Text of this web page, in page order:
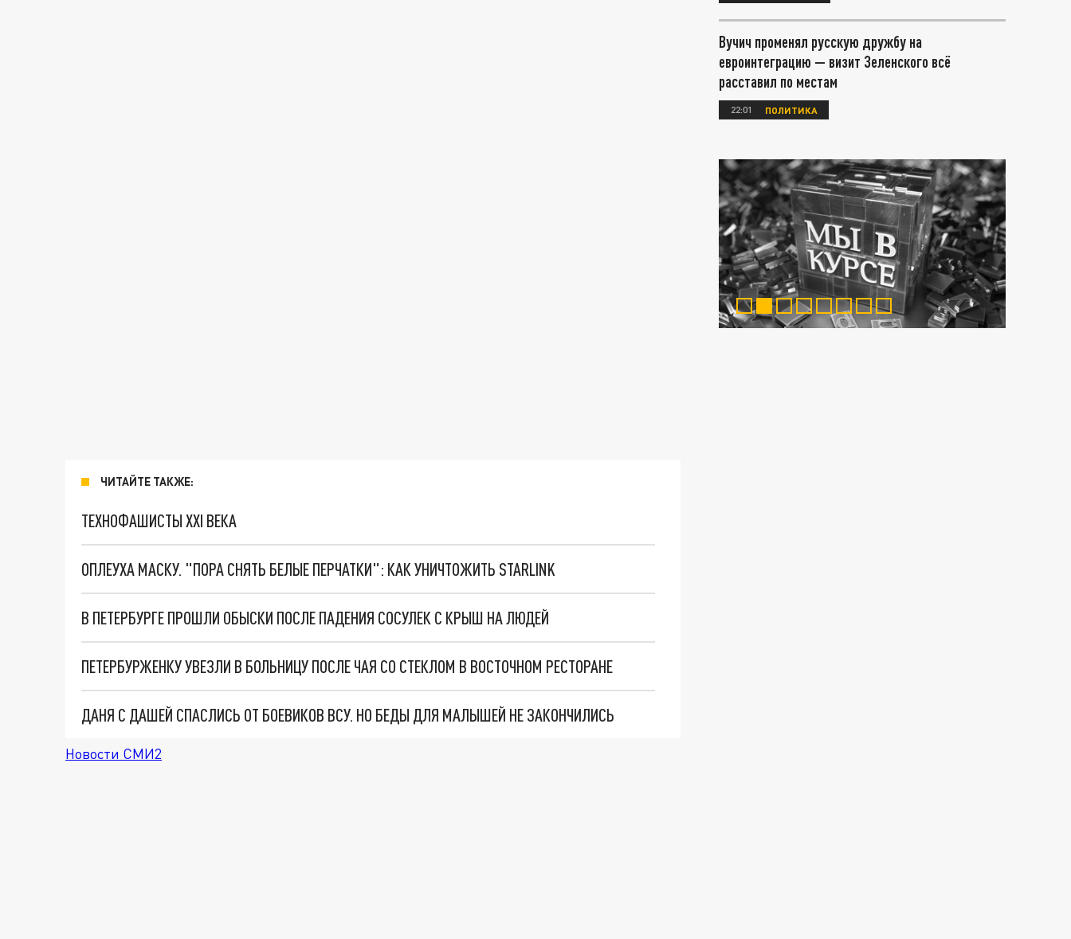
ЧИТАЙТЕ ТАКЖЕ:
ТЕХНОФАШИСТЫ XXI ВЕКА
ОПЛЕУХА МАСКУ. "ПОРА СНЯТЬ БЕЛЫЕ ПЕРЧАТКИ": КАК УНИЧТОЖИТЬ STARLINK
В ПЕТЕРБУРГЕ ПРОШЛИ ОБЫСКИ ПОСЛЕ ПАДЕНИЯ СОСУЛЕК С КРЫШ НА ЛЮДЕЙ
ПЕТЕРБУРЖЕНКУ УВЕЗЛИ В БОЛЬНИЦУ ПОСЛЕ ЧАЯ СО СТЕКЛОМ В ВОСТОЧНОМ РЕСТОРАНЕ
ДАНЯ С ДАШЕЙ СПАСЛИСЬ ОТ БОЕВИКОВ ВСУ. НО БЕДЫ ДЛЯ МАЛЫШЕЙ НЕ ЗАКОНЧИЛИСЬ
Новости СМИ2
Вучич променял русскую дружбу на
евроинтеграцию — визит Зеленского всё
расставил по местам
22:01 ПОЛИТИКА